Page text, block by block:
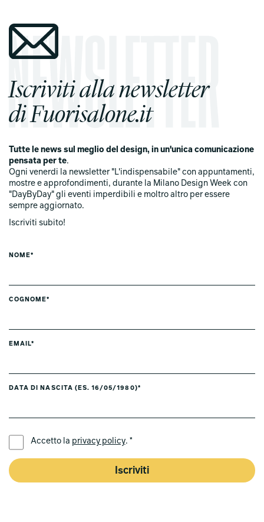
Iscriviti alla newsletter
di Fuorisalone.it
Tutte le news sul meglio del design, in un'unica comunicazione
pensata per te.
Ogni venerdi la newsletter "L'indispensabile" con appuntamenti,
mostre e approfondimenti, durante la Milano Design Week con
"DayByDay" gli eventi imperdibili e moltro altro per essere
sempre aggiornato.
Iscriviti subito!
NOME*
COGNOME*
EMAIL*
DATA DI NASCITA (ES. 16/05/1980)*
Accetto la privacy policy. *
Iscriviti